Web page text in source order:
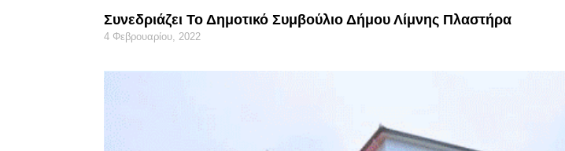
Συνεδριάζει Το Δημοτικό Συμβούλιο Δήμου Λίμνης Πλαστήρα
4 Φεβρουαρίου, 2022